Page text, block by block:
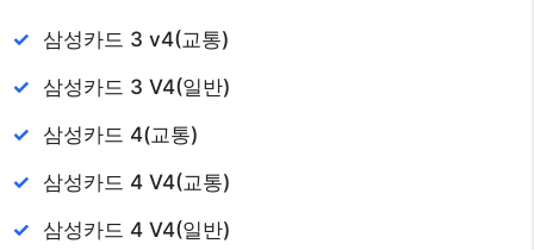
삼성카드 3 v4(교통)
삼성카드 3 V4(일반)
삼성카드 4(교통)
삼성카드 4 V4(교통)
삼성카드 4 V4(일반)